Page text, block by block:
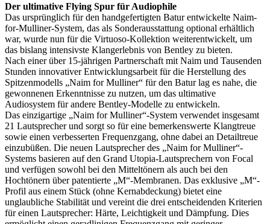
Der ultimative Flying Spur für Audiophile
Das ursprünglich für den handgefertigten Batur entwickelte Naim-
for-Mulliner-System, das als Sonderausstattung optional erhältlich
war, wurde nun für die Virtuoso-Kollektion weiterentwickelt, um
das bislang intensivste Klangerlebnis von Bentley zu bieten.
Nach einer über 15-jährigen Partnerschaft mit Naim und Tausenden
Stunden innovativer Entwicklungsarbeit für die Herstellung des
Spitzenmodells „Naim for Mulliner“ für den Batur lag es nahe, die
gewonnenen Erkenntnisse zu nutzen, um das ultimative
Audiosystem für andere Bentley-Modelle zu entwickeln.
Das einzigartige „Naim for Mulliner“-System verwendet insgesamt
21 Lautsprecher und sorgt so für eine bemerkenswerte Klangtreue
sowie einen verbesserten Frequenzgang, ohne dabei an Detailtreue
einzubüßen. Die neuen Lautsprecher des „Naim for Mulliner“-
Systems basieren auf den Grand Utopia-Lautsprechern von Focal
und verfügen sowohl bei den Mitteltönern als auch bei den
Hochtönern über patentierte „M“-Membranen. Das exklusive „M“-
Profil aus einem Stück (ohne Kernabdeckung) bietet eine
unglaubliche Stabilität und vereint die drei entscheidenden Kriterien
für einen Lautsprecher: Härte, Leichtigkeit und Dämpfung. Dies